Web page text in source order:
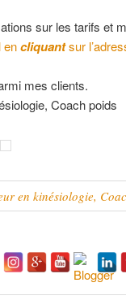
sur les tarifs et
encliquantsur
mes clients.
Coach poids